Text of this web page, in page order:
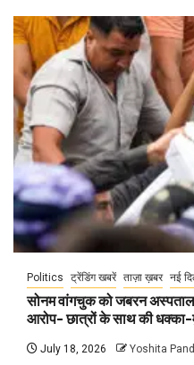
Politics ट्रेंडिंग खबरें ताज़ा ख़बर नई
सोनम वांगचुक को जबरन
आरोप- छात्रों के साथ की
July 18, 2026 Yoshita